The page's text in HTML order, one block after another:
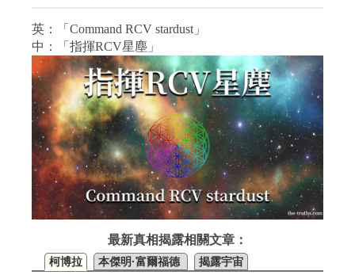
英：「Command RCV stardust」
中：「指揮RCV星塵」
最新真相揭露相關文章：
柯博拉 本傑明·富爾福德 揭露宇宙